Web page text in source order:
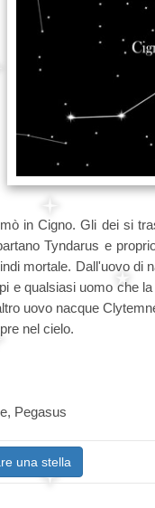
in Cigno. Gli dei si
Tyndarus e
mortale. Dall'uovo di
e qualsiasi uomo che
uovo nacque
nel cielo.
Pegasus
una stella